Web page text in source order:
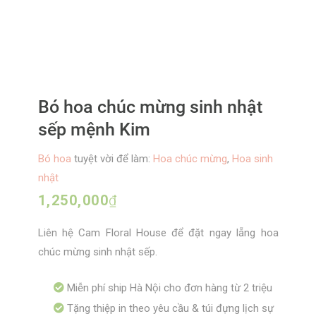
Bó hoa chúc mừng sinh nhật
sếp mệnh Kim
Bó hoa tuyệt vời để làm: Hoa chúc mừng, Hoa sinh
nhật
1,250,000₫
Liên hệ Cam Floral House để đặt ngay lẵng hoa
chúc mừng sinh nhật sếp.
Miễn phí ship Hà Nội cho đơn hàng từ 2 triệu
Tặng thiệp in theo yêu cầu & túi đựng lịch sự